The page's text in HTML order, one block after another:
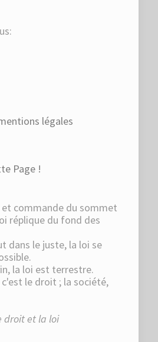
légales
Page !
commande du sommet
réplique du fond des
dans le juste, la loi se
la loi est terrestre.
le droit ; la société,
droit et la loi